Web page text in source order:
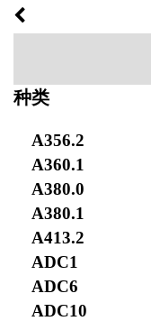
种类
A356.2
A360.1
A380.0
A380.1
A413.2
ADC1
ADC6
ADC10